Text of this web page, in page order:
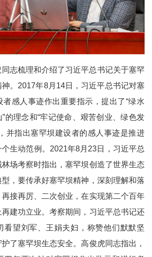
志梳理和介绍了习近平总书记关于塞罕
。2017年8月14日，习近平总书记对塞
感人事迹作出重要指示，提出了“绿水
的理念和“牢记使命、艰苦创业、绿色发
并指出塞罕坝建设者的感人事迹是推进
生动范例。2021年8月23日，习近平总
场考察时指出，塞罕坝创造了世界生态
，要传承好塞罕坝精神，深刻理解和落
接再厉、二次创业，在实现第二个百年
建功立业。考察期间，习近平总书记还
看望刘军、王娟夫妇，称赞他们默默坚
了塞罕坝生态安全。高俊虎同志指出，